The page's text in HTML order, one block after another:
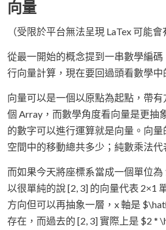
向量
（受限於平台無法呈現 LaTex 可能會
從最一開始的概念提到一串數學編
行向量計算，現在要回過頭看數學中
向量可以是一個以原點為起點，帶
個 Array，而數學角度看向量是更抽
的數字可以進行運算就是向量。向
空間中的移動總共多少；純數乘法代
而如果今天將座標系當成一個單位為
以很單純的說 [2, 3] 的向量代表 2×1
方向但可以再抽象一層，x 軸是
存在，而過去的 [2, 3] 實際上是 $2 *